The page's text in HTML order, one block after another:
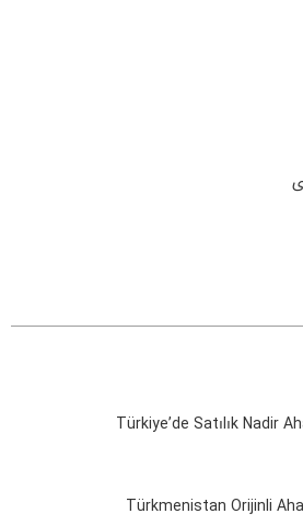
Türkiye’de Satılık Nadir
Türkmenistan Orijinli